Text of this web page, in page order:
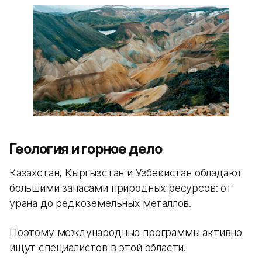
Геология и горное дело
Казахстан, Кыргызстан и Узбекистан обладают
большими запасами природных ресурсов: от
урана до редкоземельных металлов.
Поэтому международные программы активно
ищут специалистов в этой области.